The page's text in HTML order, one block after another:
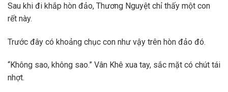
Sau khi đi khắp hòn đảo, Thương Nguyệt chỉ thấy một con
rết này.
Trước đây có khoảng chục con như vậy trên hòn đảo đó.
“Không sao, không sao.” Vân Khê xua tay, sắc mặt có chút tái
nhợt.